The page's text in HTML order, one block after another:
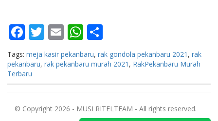
Facebook
Twitter
EmailWhatsApp
Tags: meja kasir pekanbaru, rak gondola pekanbaru 2021 , rak
pekanbaru, rak pekanbaru murah 2021 , RakPekanbaru Murah
Terbaru
© Copyright 2026 - MUSI RITELTEAM - All rights reserved.